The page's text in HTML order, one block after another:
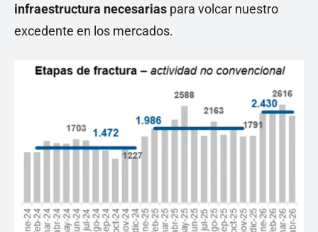
infraestructura necesarias para volcar nuestro
excedente en los mercados.